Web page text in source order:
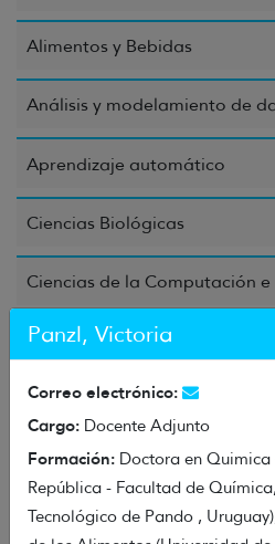
Alimentos y Bebidas
Análisis y modelamiento de
Aprendizaje automático
Ciencias Biológicas
Ciencias de la Computación
Ciencias de la Educación
Ciencias de la Salud
Ciencias Químicas
Energía
Panzl, Victoria
Correo electrónico:
Cargo: Docente Adjunto
Formación: Doctora en
República - Facultad de
Tecnológico de Pando ,